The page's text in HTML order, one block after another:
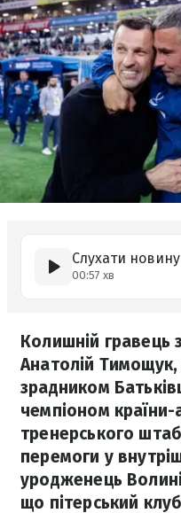
Слухати новину
00:57 хв
Колишній гравець
Анатолій
зрадником
чемпіоном країни-
тренерського
перемоги у
уродженець
що пітерський